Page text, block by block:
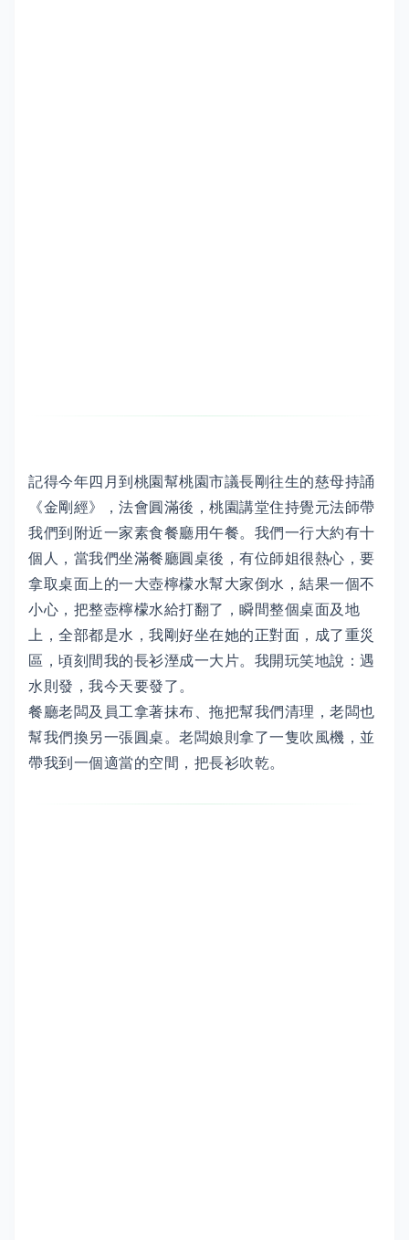
記得今年四月到桃園幫桃園市議長剛往生的慈母持誦
《金剛經》，法會圓滿後，桃園講堂住持覺元法師帶
我們到附近一家素食餐廳用午餐。我們一行大約有十
個人，當我們坐滿餐廳圓桌後，有位師姐很熱心，要
拿取桌面上的一大壺檸檬水幫大家倒水，結果一個不
小心，把整壺檸檬水給打翻了，瞬間整個桌面及地
上，全部都是水，我剛好坐在她的正對面，成了重災
區，頃刻間我的長衫溼成一大片。我開玩笑地說：遇
水則發，我今天要發了。
餐廳老闆及員工拿著抹布、拖把幫我們清理，老闆也
幫我們換另一張圓桌。老闆娘則拿了一隻吹風機，並
帶我到一個適當的空間，把長衫吹乾。